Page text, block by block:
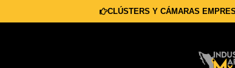
CLÚSTERS Y CÁMARAS